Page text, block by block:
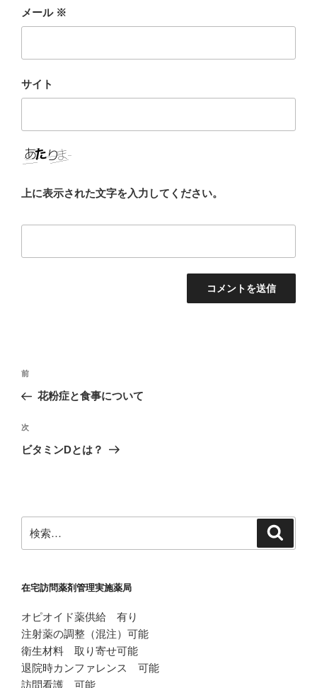
メール ※
サイト
上に表示された文字を入力してください。
投
ナ
ビ
ゲ
ン
前
の
稿
前
花粉症と食事について
次
の
次
ビタミンDとは？
索:
在宅訪問薬剤管理実施薬局
オピオイド薬供給 有り
注射薬の調整（混注）可能
衛生材料 取り寄せ可能
退院時カンファレンス 可能
訪問看護 可能